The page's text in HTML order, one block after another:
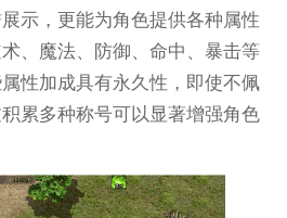
示，更能为角色提供各种属性
、魔法、防御、命中、暴击等
性加成具有永久性，即使不佩
累多种称号可以显著增强角色